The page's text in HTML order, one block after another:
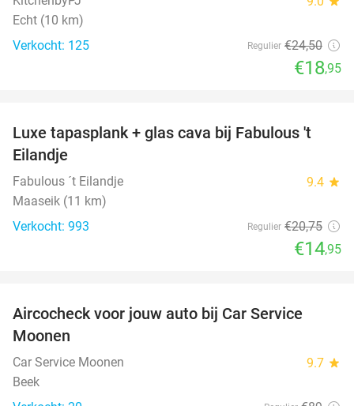
Echt (10 km)
Verkocht: 125
Regulier €24,50
€18,95
28%
Luxe tapasplank + glas cava bij Fabulous 't
Eilandje
Fabulous ´t Eilandje 9.4 star
Maaseik (11 km)
Verkocht: 993
Regulier €20,75
€14,95
Aircocheck voor jouw auto bij Car Service
Moonen
Car Service Moonen 9.7 star
Beek